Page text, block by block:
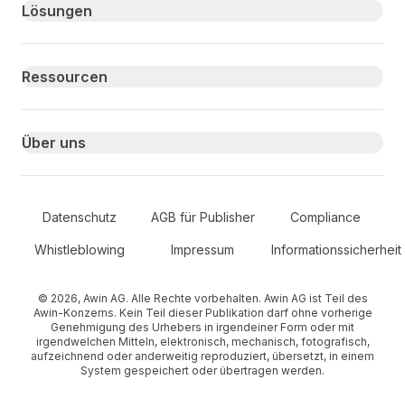
Primary footer navigation
Lösungen
Ressourcen
Über uns
Secondary Footer Navigation
Datenschutz AGB für Publisher Compliance
Whistleblowing Impressum Informationssicherheit
© 2026, Awin AG. Alle Rechte vorbehalten. Awin AG ist Teil des
Awin-Konzerns. Kein Teil dieser Publikation darf ohne vorherige
Genehmigung des Urhebers in irgendeiner Form oder mit
irgendwelchen Mitteln, elektronisch, mechanisch, fotografisch,
aufzeichnend oder anderweitig reproduziert, übersetzt, in einem
System gespeichert oder übertragen werden.